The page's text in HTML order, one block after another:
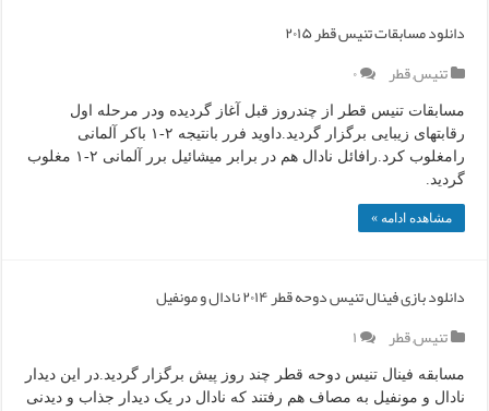
دانلود مسابقات تنیس قطر ۲۰۱۵
تنیس,قطر ۰
مسابقات تنیس قطر از چندروز قبل آغاز گردیده ودر مرحله اول
رقابتهای زیبایی برگزار گردید.داوید فرر بانتیجه ۲-۱ باکر آلمانی
رامغلوب کرد.رافائل نادال هم در برابر میشائیل برر آلمانی ۲-۱ مغلوب
گردید.
مشاهده ادامه »
دانلود بازی فینال تنیس دوحه قطر ۲۰۱۴ نادال و مونفیل
تنیس,قطر ۱
مسابقه فینال تنیس دوحه قطر چند روز پیش برگزار گردید.در این دیدار
نادال و مونفیل به مصاف هم رفتند که نادال در یک دیدار جذاب و دیدنی